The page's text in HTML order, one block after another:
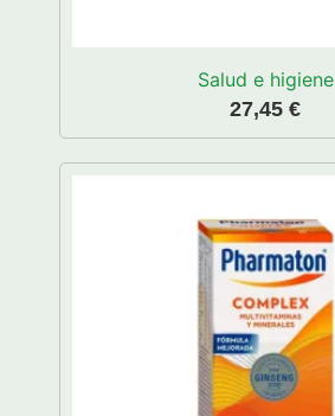
Salud e higiene
27,45 €